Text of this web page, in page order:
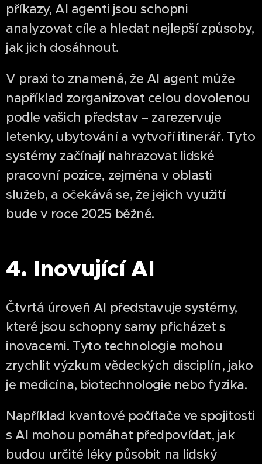
příkazy, AI agenti jsou schopni
analyzovat cíle a hledat nejlepší způsoby,
jak jich dosáhnout.
V praxi to znamená, že AI agent může
například zorganizovat celou dovolenou
podle vašich představ – zarezervuje
letenky, ubytování a vytvoří itinerář. Tyto
systémy začínají nahrazovat lidské
pracovní pozice, zejména v oblasti
služeb, a očekává se, že jejich využití
bude v roce 2025 běžné.
4. Inovující AI
Čtvrtá úroveň AI představuje systémy,
které jsou schopny samy přicházet s
inovacemi. Tyto technologie mohou
zrychlit výzkum vědeckých disciplín, jako
je medicína, biotechnologie nebo fyzika.
Například kvantové počítače ve spojitosti
s AI mohou pomáhat předpovídat, jak
budou určité léky působit na lidský